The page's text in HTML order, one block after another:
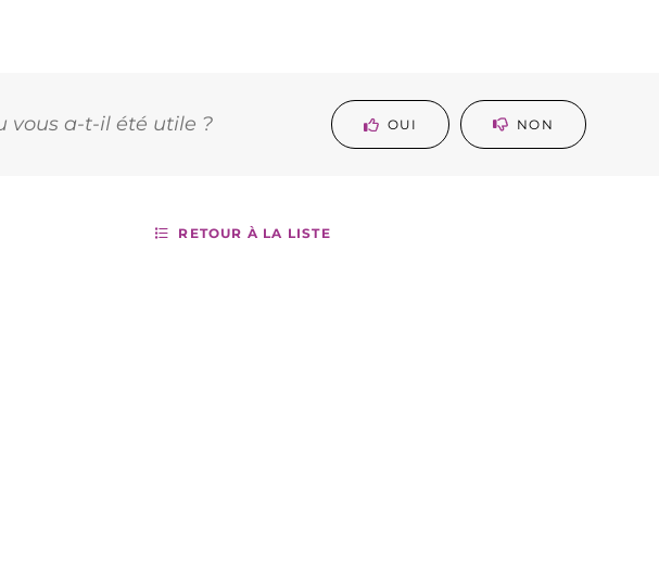
vous a-t-il été utile ? OUI NON
RETOUR À LA LISTE